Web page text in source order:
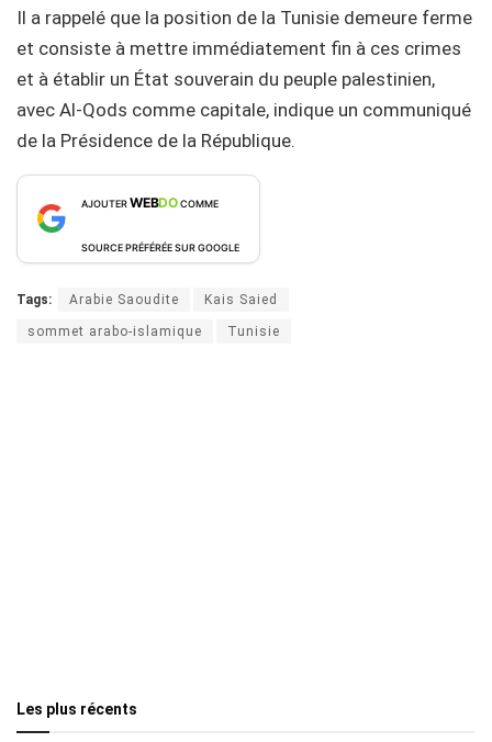
Il a rappelé que la position de la Tunisie demeure ferme
et consiste à mettre immédiatement fin à ces crimes
et à établir un État souverain du peuple palestinien,
avec Al-Qods comme capitale, indique un communiqué
de la Présidence de la République.
AJOUTERWEBDOCOMME
SOURCE PRÉFÉRÉE SUR GOOGLE
Tags: Arabie Saoudite Kais Saied
sommet arabo-islamique Tunisie
Les plus récents